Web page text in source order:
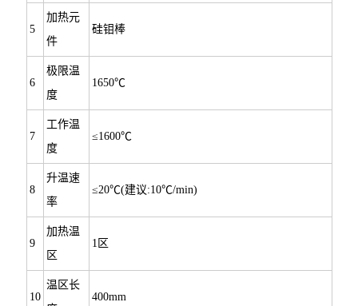
5
加热元
件
硅钼棒
6
极限温
度
1650℃
7
工作温
度
≤1600℃
8
升温速
率
≤20℃(建议:10℃/min)
9
加热温
区
1区
10
温区长
400mm